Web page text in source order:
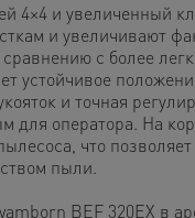
4×4 и увеличенный
и увеличивают
с более
устойчивое
и точная
для оператора. На
что позволяет
пыли.​
BEF 320EX в